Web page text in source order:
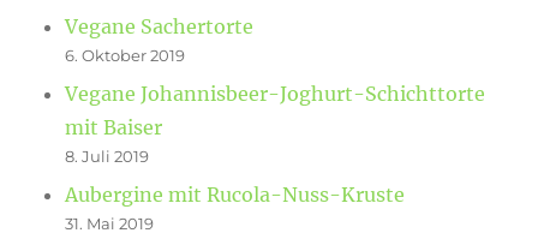
Vegane Sachertorte
6. Oktober 2019
Vegane Johannisbeer-Joghurt-Schichttorte
mit Baiser
8. Juli 2019
Aubergine mit Rucola-Nuss-Kruste
31. Mai 2019